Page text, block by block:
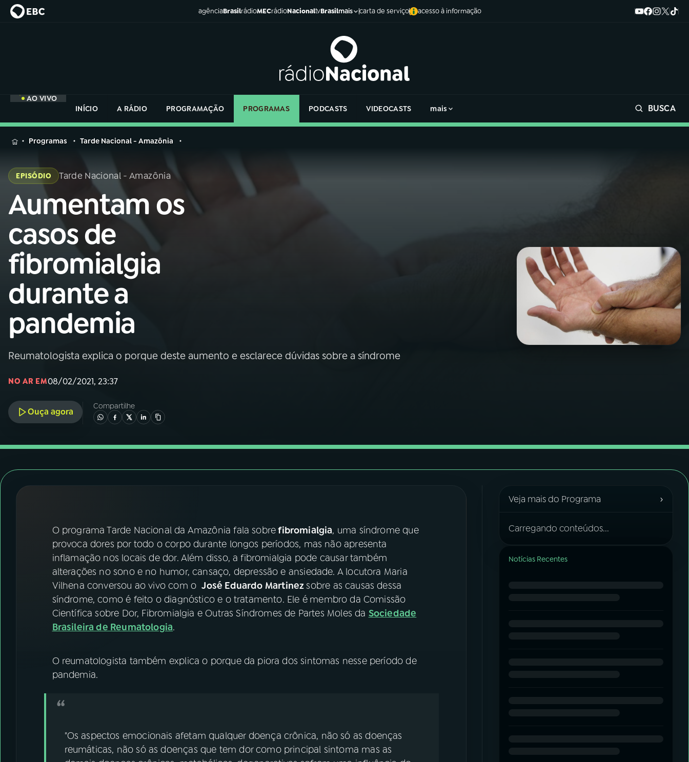
agênciaBrasilrádioMECrádioNacionaltvBrasilmais carta de serviço acesso à informação
AO VIVO
INÍCIO
A RÁDIO PROGRAMAÇÃO PROGRAMAS PODCASTS VIDEOCASTS mais BUSCA
MENU
Buscar
na
Rádio
Nacional
AO VIVO
01INÍCIO
A RÁDIO
03 PROGRAMAÇÃO
04PROGRAMAS
ACOMPANHE A RÁDIO NACIONAL
YouTube Facebook
Instagram X
na
Rádio
Nacional
Programas Tarde Nacional - Amazônia
EPISÓDIO Tarde Nacional - Amazônia
Aumentam os
casos de
fibromialgia
durante a
pandemia
Reumatologista explica o porque deste aumento e esclarece dúvidas sobre a síndrome
NO AR EM08/02/2021, 23:37
Ouça agora
Compartilhe
O programa Tarde Nacional da Amazônia fala sobrefibromialgia, uma síndrome que
provoca dores por todo o corpo durante longos períodos, mas não apresenta
inflamação nos locais de dor. Além disso, a fibromialgia pode causar também
alterações no sono e no humor, cansaço, depressão e ansiedade. A locutora Maria
Vilhena conversou ao vivo com oJosé Eduardo Martinezsobre as causas dessa
síndrome, como é feito o diagnóstico e o tratamento. Ele é membro da Comissão
Científica sobre Dor, Fibromialgia e Outras Síndromes de Partes Moles da Sociedade
Brasileira de Reumatologia.
O reumatologista também explica o porque da piora dos sintomas nesse período de
pandemia.
"Os aspectos emocionais afetam qualquer doença crônica, não só as doenças
reumáticas, não só as doenças que tem dor como principal sintoma mas as
Veja mais do Programa ›
Carregando conteúdos...
Notícias Recentes